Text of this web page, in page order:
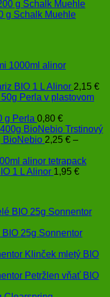
g Schalk Muehle
BIO 1 L Alinor 2,15 €
g Perla 0,80 €
Trstinový
BioNebio 2,25 € –
1 L Alinor 1,95 €
25g Sonnentor
Klinček mletý BIO
Petržlen vňať BIO